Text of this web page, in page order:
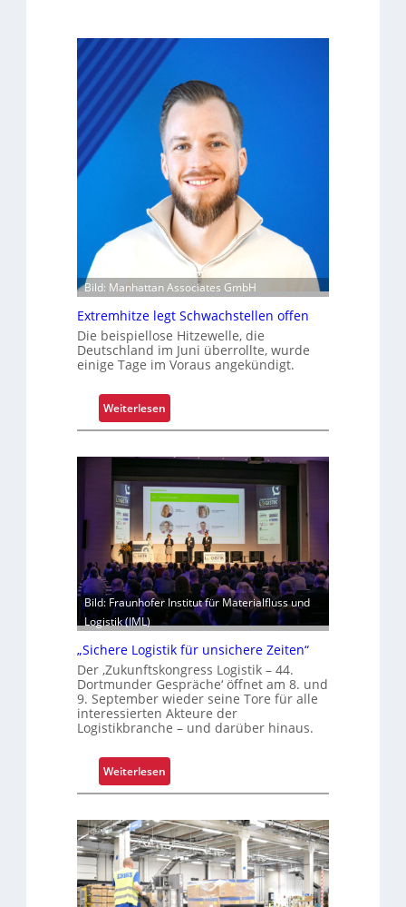
Bild: Manhattan Associates GmbH
Extremhitze legt Schwachstellen offen
Die beispiellose Hitzewelle, die
Deutschland im Juni überrollte, wurde
einige Tage im Voraus angekündigt.
Weiterlesen:
E
t
r
e
m
h
i
t
z
e
l
e
g
t
S
c
w
a
h
s
t
e
l
Bild: Fraunhofer Institut für Materialfluss und
Logistik (IML)
„Sichere Logistik für unsichere Zeiten“
Der ‚Zukunftskongress Logistik – 44.
Dortmunder Gespräche‘ öffnet am 8. und
9. September wieder seine Tore für alle
interessierten Akteure der
Logistikbranche – und darüber hinaus.
Weiterlesen:
„
i
c
h
e
r